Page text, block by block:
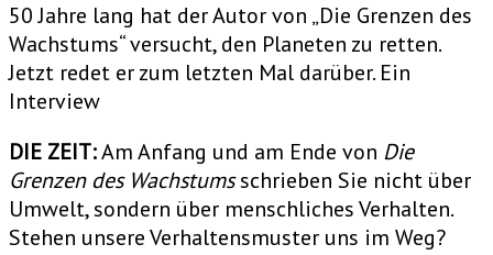
50 Jahre lang hat der Autor von „Die Grenzen des
Wachstums“ versucht, den Planeten zu retten.
Jetzt redet er zum letzten Mal darüber. Ein
Interview
DIE ZEIT:Am Anfang und am Ende von Die
Grenzen des Wachstumsschrieben Sie nicht über
Umwelt, sondern über menschliches Verhalten.
Stehen unsere Verhaltensmuster uns im Weg?